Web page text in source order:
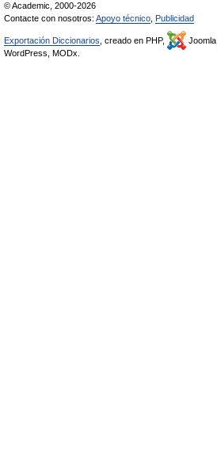
© Academic, 2000-2026
Contacte con nosotros: Apoyo técnico Publicidad
Exportación Diccionarios , creado en PHP, Joomla,
WordPress, MODx.